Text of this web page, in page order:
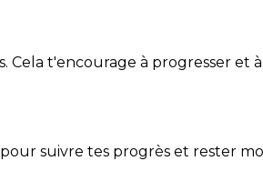
t'encourage à progresser
suivre tes progrès et rester